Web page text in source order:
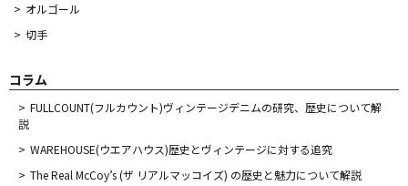
オルゴール
切手
コラム
FULLCOUNT(フルカウント)ヴィンテージデニムの研究、歴史について解
説
WAREHOUSE(ウエアハウス)歴史とヴィンテージに対する追究
The Real McCoy’s (ザ リアルマッコイズ) の歴史と魅力について解説